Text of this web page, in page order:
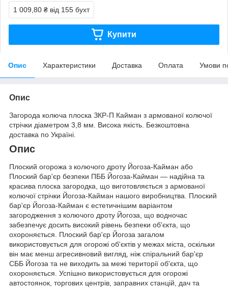
1 009,80 ₴ від 155 бухт
Купити
Опис Характеристики Доставка Оплата Умови
Опис
Загорода колюча плоска ЗКР-П Кайман з армованої колючої
стрічки діаметром 3,8 мм. Висока якість. Безкоштовна
доставка по Україні.
Опис
Плоский огорожа з колючого дроту Йогоза-Кайман або
Плоский бар'єр безпеки ПББ Йогоза-Кайман — надійна та
красива плоска загородка, що виготовляється з армованої
колючої стрічки Йогоза-Кайман нашого виробництва. Плоский
бар'єр Йогоза-Кайман є естетичнішим варіантом
загородження з колючого дроту Йогоза, що водночас
забезпечує досить високий рівень безпеки об'єкта, що
охороняється. Плоский бар'єр Йогоза загалом
використовується для огорожі об'єктів у межах міста, оскільки
він має менш агресивновий вигляд, ніж спіральний бар'єр
СББ Йогоза та не виходить за межі території об'єкта, що
охороняється. Успішно використовується для огорожі
автостоянок, торгових центрів, заправних станцій, дач та